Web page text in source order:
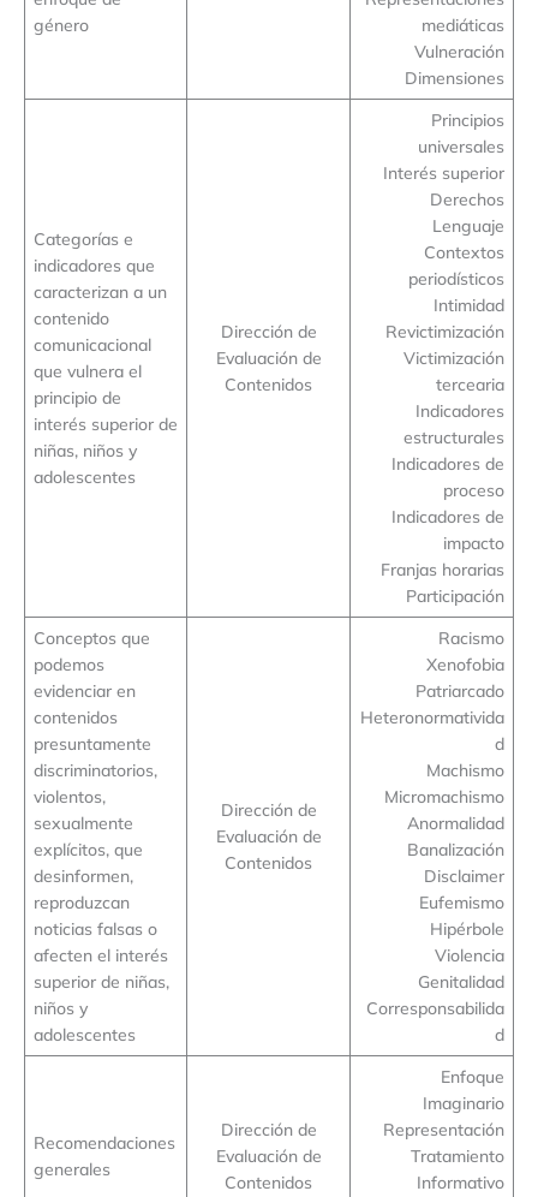
género
mediáticas
Vulneración
Dimensiones
Categorías e
indicadores que
caracterizan a un
contenido
comunicacional
que vulnera el
principio de
interés superior de
niñas, niños y
adolescentes
Dirección de
Evaluación de
Contenidos
Principios
universales
Interés superior
Derechos
Lenguaje
Contextos
periodísticos
Intimidad
Revictimización
Victimización
tercearia
Indicadores
estructurales
Indicadores de
proceso
Indicadores de
impacto
Franjas horarias
Participación
Conceptos que
podemos
evidenciar en
contenidos
presuntamente
discriminatorios,
violentos,
sexualmente
explícitos, que
desinformen,
reproduzcan
noticias falsas o
afecten el interés
superior de niñas,
niños y
adolescentes
Dirección de
Evaluación de
Contenidos
Racismo
Xenofobia
Patriarcado
Heteronormativida
d
Machismo
Micromachismo
Anormalidad
Banalización
Disclaimer
Eufemismo
Hipérbole
Violencia
Genitalidad
Corresponsabilida
d
Recomendaciones
generales
Dirección de
Evaluación de
Contenidos
Enfoque
Imaginario
Representación
Tratamiento
Informativo